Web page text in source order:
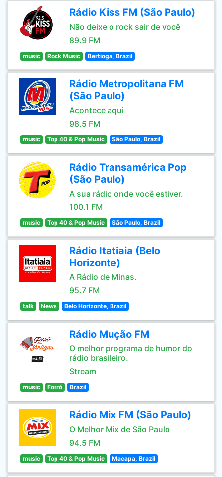
Rádio Kiss FM (São Paulo)
Não deixe o rock sair de você
89.9 FM
music Rock Music Bertioga, Brazil
Rádio Metropolitana FM
(São Paulo)
Acontece aqui
98.5 FM
music Top 40 & Pop Music São Paulo, Brazil
Rádio Transamérica Pop
(São Paulo)
A sua rádio onde você estiver.
100.1 FM
music Top 40 & Pop Music São Paulo, Brazil
Rádio Itatiaia (Belo
Horizonte)
A Rádio de Minas.
95.7 FM
talk News Belo Horizonte, Brazil
Rádio Mução FM
O melhor programa de humor do
rádio brasileiro.
Stream
music Forró Brazil
Rádio Mix FM (São Paulo)
O Melhor Mix de São Paulo
94.5 FM
music Top 40 & Pop Music Macapa, Brazil